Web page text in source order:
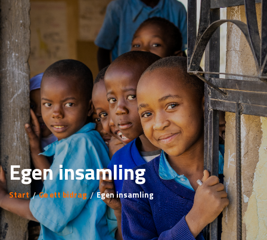
Egen insamling
Start Ge ett bidrag Egen insamling